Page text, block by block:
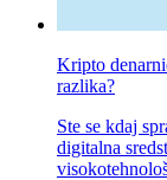
Kripto
razlika?
Ste se kdaj
digitalna